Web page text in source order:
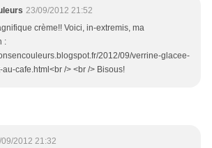
23/09/2012 21:52
crème!! Voici, in-extremis, ma
:
2012/09/verrine-glacee-
au-cafe.html<br /> <br /> Bisous!
2012 21:32